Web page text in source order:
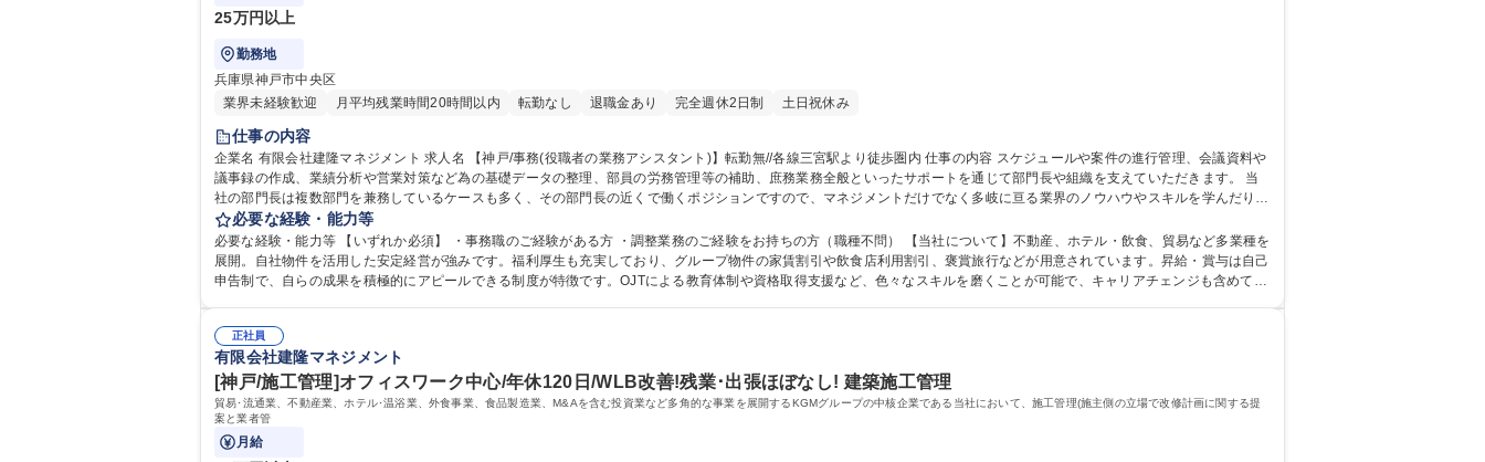
25万円以上
勤務地
兵庫県神戸市中央区
業界未経験歓迎
月平均残業時間20時間以内 転勤なし 退職金あり 完全週休2日制 土日祝休み
仕事の内容
企業名 有限会社建隆マネジメント 求人名 【神戸/事務(役職者の業務アシスタント)】転勤無//各線三宮駅より徒歩圏内 仕事の内容 スケジュールや案件の進行管理、会議資料や
議事録の作成、業績分析や営業対策など為の基礎データの整理、部員の労務管理等の補助、庶務業務全般といったサポートを通じて部門長や組織を支えていただきます。 当
社の部門長は複数部門を兼務しているケースも多く、その部門長の近くで働くポジションですので、マネジメントだけでなく多岐に亘る業界のノウハウやスキルを学んだり、
いずれ部長が持っている業務を引き継ぐなどのキャリアアップも可能です。気づいたことを自主的に行動できる方、コミュニケーションを取りながら仕事を進めることが好き
な方、現状よりもう少しやりがいのある仕事にステップアップしたいという方を募集します 募集職種 【神戸/事務(役職者の業務アシスタント)】転勤無//各線三宮駅より徒歩圏
内
必要な経験・能力等
必要な経験・能力等 【いずれか必須】 ・事務職のご経験がある方 ・調整業務のご経験をお持ちの方（職種不問） 【当社について】不動産、ホテル・飲食、貿易など多業種を
展開。自社物件を活用した安定経営が強みです。福利厚生も充実しており、グループ物件の家賃割引や飲食店利用割引、褒賞旅行などが用意されています。昇給・賞与は自己
申告制で、自らの成果を積極的にアピールできる制度が特徴です。OJTによる教育体制や資格取得支援など、色々なスキルを磨くことが可能で、キャリアチェンジも含めて
正社員
有限会社建隆マネジメント
[神戸/施工管理]オフィスワーク中心/年休120日/WLB改善!残業･出張ほぼなし! 建築施工管理
貿易･流通業、不動産業、ホテル･温浴業、外食事業、食品製造業、M&Aを含む投資業など多角的な事業を展開するKGMグループの中核企業である当社において、施工管理(施主側の立場で改修計画に関する提
案と業者管
月給